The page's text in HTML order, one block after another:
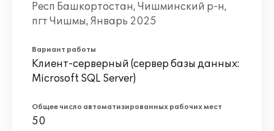
Респ Башкортостан, Чишминский р-н,
пгт Чишмы, Январь 2025
Вариант работы
Клиент-серверный (сервер базы данных:
Microsoft SQL Server)
Общее число автоматизированных рабочих мест
50